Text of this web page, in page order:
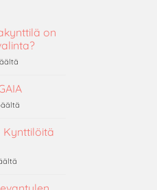
on
luonnonvahakynttilä
ekologinen
GAIA
Kynttilöitä
ja